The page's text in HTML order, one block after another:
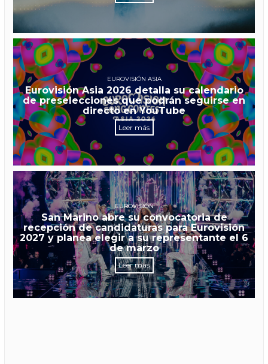
EUROVISIÓN ASIA
Eurovisión Asia 2026 detalla su calendario
de preselecciones que podrán seguirse en
directo en YouTube
Leer más
EUROVISIÓN
San Marino abre su convocatoria de
recepción de candidaturas para Eurovisión
2027 y planea elegir a su representante el 6
de marzo
Leer más